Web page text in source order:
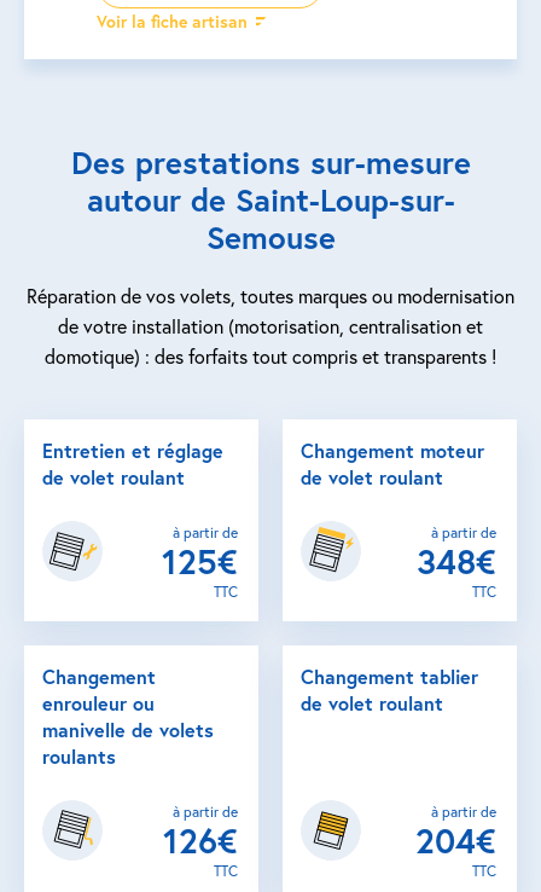
Voir la fiche artisan
Des prestations sur-mesure
autour de Saint-Loup-sur-
Semouse
Réparation de vos volets, toutes marques ou modernisation
de votre installation (motorisation, centralisation et
domotique) : des forfaits tout compris et transparents !
Entretien et réglage
de volet roulant
à partir de
125€
TTC
Changement moteur
de volet roulant
à partir de
348€
TTC
Changement
enrouleur ou
manivelle de volets
roulants
à partir de
126€
TTC
Changement tablier
de volet roulant
à partir de
204€
TTC